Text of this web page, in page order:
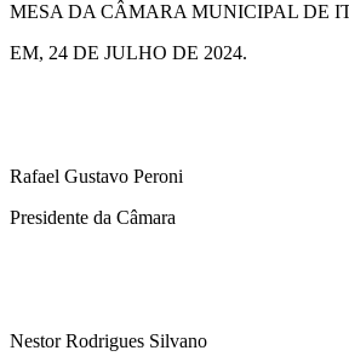
MESA DA CÂMARA MUNICIPAL DE
EM, 24 DE JULHO DE 2024.
Rafael Gustavo Peroni
Presidente da Câmara
Nestor Rodrigues Silvano